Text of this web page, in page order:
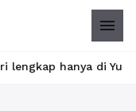
menu
di